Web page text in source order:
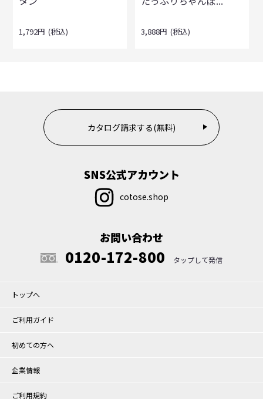
1,792円 (税込) 3,888円 (税込)
カタログ請求する(無料)
SNS公式アカウント
cotose.shop
お問い合わせ
0120-172-800
トップへ
ご利用ガイド
初めての方へ
企業情報
ご利用規約